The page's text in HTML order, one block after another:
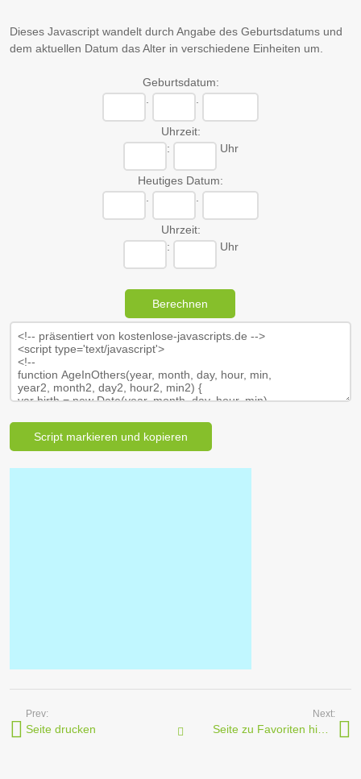
Dieses Javascript wandelt durch Angabe des Geburtsdatums und
dem aktuellen Datum das Alter in verschiedene Einheiten um.
Geburtsdatum:
Uhrzeit:
:
Uhr
Heutiges Datum:
Uhrzeit:
:
Uhr
Prev:
Seite drucken Javascripts
Next: